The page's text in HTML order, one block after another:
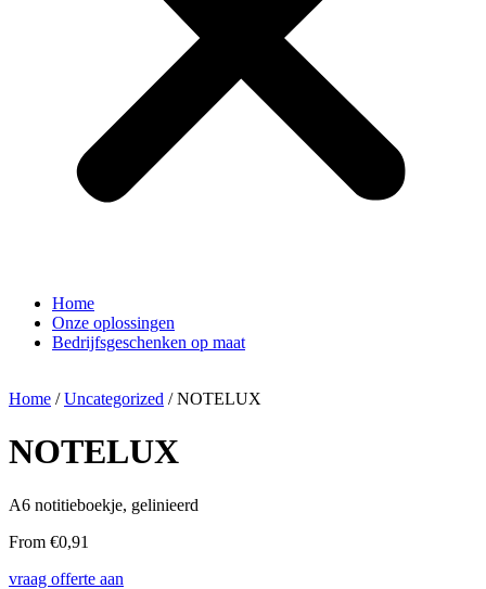
Home
Onze oplossingen
Bedrijfsgeschenken op maat
Home /Uncategorized / NOTELUX
NOTELUX
A6 notitieboekje, gelinieerd
From €0,91
vraag offerte aan